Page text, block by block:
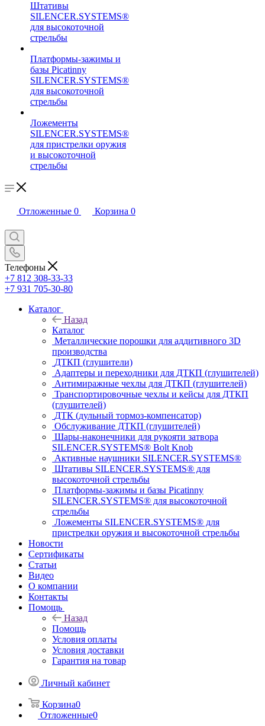
Штативы
SILENCER.SYSTEMS®
для высокоточной
стрельбы
Платформы-зажимы и
базы Picatinny
SILENCER.SYSTEMS®
для высокоточной
стрельбы
Ложементы
SILENCER.SYSTEMS®
для пристрелки оружия
и высокоточной
стрельбы
Отложенные 0 Корзина 0
Телефоны
+7 812 308-33-33
+7 931 705-30-80
Каталог
Назад
Каталог
Металлические порошки для аддитивного 3D
производства
ДТКП (глушители)
Адаптеры и переходники для ДТКП (глушителей)
Антимиражные чехлы для ДТКП (глушителей)
Транспортировочные чехлы и кейсы для ДТКП
(глушителей)
ДТК (дульный тормоз-компенсатор)
Обслуживание ДТКП (глушителей)
Шары-наконечники для рукояти затвора
SILENCER.SYSTEMS® Bolt Knob
Активные наушники SILENCER.SYSTEMS®
Штативы SILENCER.SYSTEMS® для
высокоточной стрельбы
Платформы-зажимы и базы Picatinny
SILENCER.SYSTEMS® для высокоточной
стрельбы
Ложементы SILENCER.SYSTEMS® для
пристрелки оружия и высокоточной стрельбы
Новости
Сертификаты
Статьи
Видео
О компании
Контакты
Помощь
Назад
Помощь
Условия оплаты
Условия доставки
Гарантия на товар
Личный кабинет
Корзина0
Отложенные0